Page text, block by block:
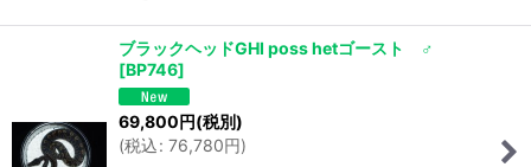
ブラックヘッドGHI poss hetゴースト ♂
[BP746]
69,800円(税別)
(税込: 76,780円)